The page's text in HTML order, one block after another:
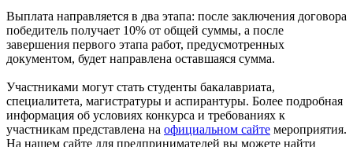
Выплата направляется в два этапа: после заключения договора
победитель получает 10% от общей суммы, а после
завершения первого этапа работ, предусмотренных
документом, будет направлена оставшаяся сумма.
Участниками могут стать студенты бакалавриата,
специалитета, магистратуры и аспирантуры. Более подробная
информация об условиях конкурса и требованиях к
участникам представлена на официальном сайте мероприятия.
На нашем сайте для предпринимателей вы можете найти